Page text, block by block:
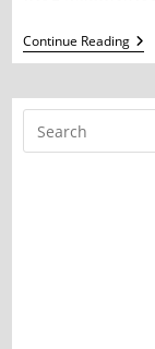
Continue Reading
H.M